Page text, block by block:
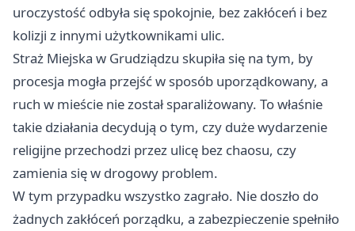
uroczystość odbyła się spokojnie, bez zakłóceń i bez
kolizji z innymi użytkownikami ulic.
Straż Miejska w Grudziądzu skupiła się na tym, by
procesja mogła przejść w sposób uporządkowany, a
ruch w mieście nie został sparaliżowany. To właśnie
takie działania decydują o tym, czy duże wydarzenie
religijne przechodzi przez ulicę bez chaosu, czy
zamienia się w drogowy problem.
W tym przypadku wszystko zagrało. Nie doszło do
żadnych zakłóceń porządku, a zabezpieczenie spełniło